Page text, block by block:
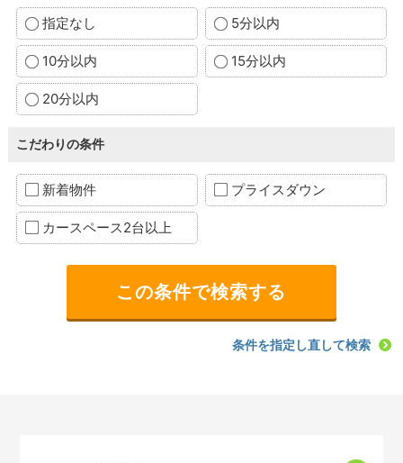
指定なし 5分以内
10分以内 15分以内
20分以内
こだわりの条件
新着物件 プライスダウン
カースペース2台以上
条件を指定し直して検索